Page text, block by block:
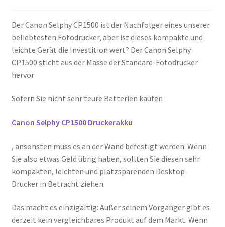
Der Canon Selphy CP1500 ist der Nachfolger eines unserer
beliebtesten Fotodrucker, aber ist dieses kompakte und
leichte Gerät die Investition wert? Der Canon Selphy
CP1500 sticht aus der Masse der Standard-Fotodrucker
hervor
Sofern Sie nicht sehr teure Batterien kaufen
Canon Selphy CP1500 Druckerakku
, ansonsten muss es an der Wand befestigt werden. Wenn
Sie also etwas Geld übrig haben, sollten Sie diesen sehr
kompakten, leichten und platzsparenden Desktop-
Drucker in Betracht ziehen.
Das macht es einzigartig: Außer seinem Vorgänger gibt es
derzeit kein vergleichbares Produkt auf dem Markt. Wenn